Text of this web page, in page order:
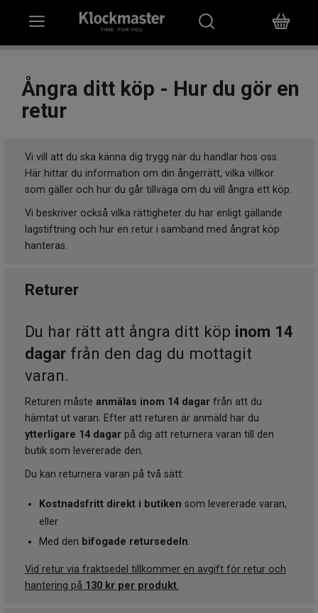
KLOCKOR
ÖVRIGT
VARUMÄRKEN
BUTIKER
Ångra ditt köp - Hur du gör en
retur
Vi vill att du ska känna dig trygg när du handlar hos oss.
Här hittar du information om din ångerrätt, vilka villkor
som gäller och hur du går tillväga om du vill ångra ett köp.
Vi beskriver också vilka rättigheter du har enligt gällande
lagstiftning och hur en retur i samband med ångrat köp
hanteras.
Returer
Du har rätt att ångra ditt köp inom 14
dagar från den dag du mottagit
varan.
Returen måste anmälas inom 14 dagar från att du
hämtat ut varan. Efter att returen är anmäld har du
ytterligare 14 dagar på dig att returnera varan till den
butik som levererade den.
Du kan returnera varan på två sätt:
Kostnadsfritt direkt i butiken som levererade varan,
eller
Med den bifogade retursedeln.
Vid retur via fraktsedel tillkommer en avgift för retur och
hantering på 130 kr per produkt.